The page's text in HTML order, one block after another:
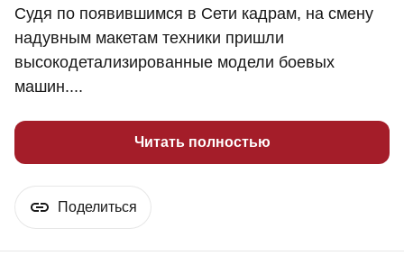
Судя по появившимся в Сети кадрам, на смену
надувным макетам техники пришли
высокодетализированные модели боевых
машин....
Читать полностью
Поделиться